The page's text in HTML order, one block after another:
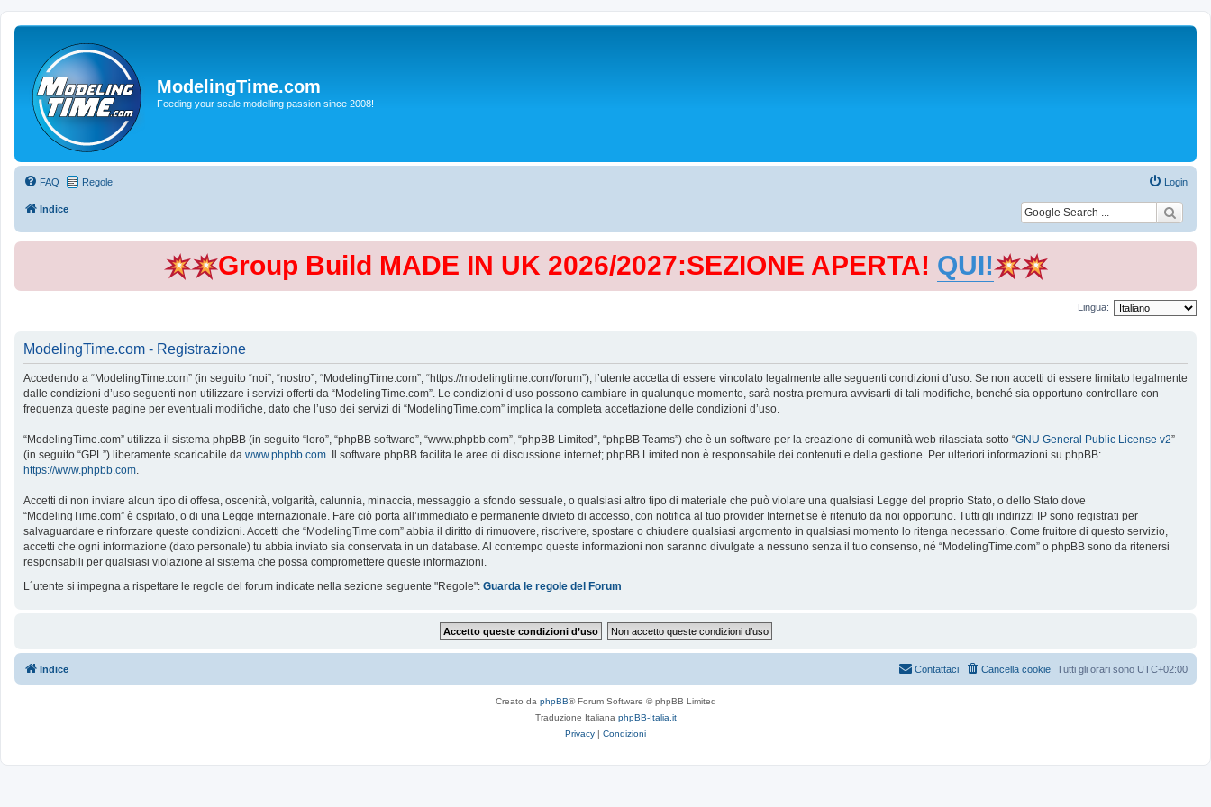
ModelingTime.com
Feeding your scale modelling passion since 2008!
FAQ Regole Login
Indice
Group Build MADE IN UK 2026/2027:SEZIONE APERTA! QUI!
Lingua:
ModelingTime.com - Registrazione
Accedendo a “ModelingTime.com” (in seguito “noi”, “nostro”, “ModelingTime.com”, “https://modelingtime.com/forum”), l’utente accetta di essere vincolato legalmente alle seguenti condizioni d’uso. Se non accetti di essere limitato legalmente
dalle condizioni d’uso seguenti non utilizzare i servizi offerti da “ModelingTime.com”. Le condizioni d’uso possono cambiare in qualunque momento, sarà nostra premura avvisarti di tali modifiche, benché sia opportuno controllare con
frequenza queste pagine per eventuali modifiche, dato che l’uso dei servizi di “ModelingTime.com” implica la completa accettazione delle condizioni d’uso.
“ModelingTime.com” utilizza il sistema phpBB (in seguito “loro”, “phpBB software”, “www.phpbb.com”, “phpBB Limited”, “phpBB Teams”) che è un software per la creazione di comunità web rilasciata sotto “GNU General Public License v2”
(in seguito “GPL”) liberamente scaricabile da www.phpbb.com . Il software phpBB facilita le aree di discussione internet; phpBB Limited non è responsabile dei contenuti e della gestione. Per ulteriori informazioni su phpBB:
https://www.phpbb.com
Accetti di non inviare alcun tipo di offesa, oscenità, volgarità, calunnia, minaccia, messaggio a sfondo sessuale, o qualsiasi altro tipo di materiale che può violare una qualsiasi Legge del proprio Stato, o dello Stato dove
“ModelingTime.com” è ospitato, o di una Legge internazionale. Fare ciò porta all’immediato e permanente divieto di accesso, con notifica al tuo provider Internet se è ritenuto da noi opportuno. Tutti gli indirizzi IP sono registrati per
salvaguardare e rinforzare queste condizioni. Accetti che “ModelingTime.com” abbia il diritto di rimuovere, riscrivere, spostare o chiudere qualsiasi argomento in qualsiasi momento lo ritenga necessario. Come fruitore di questo servizio,
accetti che ogni informazione (dato personale) tu abbia inviato sia conservata in un database. Al contempo queste informazioni non saranno divulgate a nessuno senza il tuo consenso, né “ModelingTime.com” o phpBB sono da ritenersi
responsabili per qualsiasi violazione al sistema che possa compromettere queste informazioni.
L´utente si impegna a rispettare le regole del forum indicate nella sezione seguente "Regole": Guarda le regole del Forum
Indice Tutti gli orari sono UTC+02:00
Cancella cookie
Contattaci
Creato da phpBB® Forum Software © phpBB Limited
Traduzione Italiana phpBB-Italia.it
Privacy | Condizioni